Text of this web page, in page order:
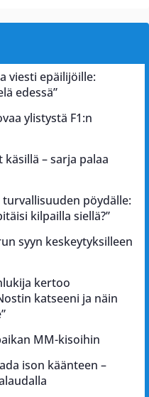
viesti epäilijöille:
edessä”
ylistystä F1:n
– sarja palaa
pöydälle:
kilpailla siellä?”
syyn keskeytyksilleen
kertoo
katseeni ja näin
MM-kisoihin
ison käänteen –